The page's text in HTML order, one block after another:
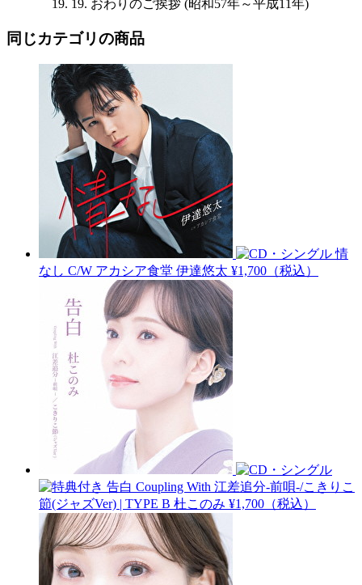
19. おわりのご挨拶 (昭和57年～平成11年)
同じカテゴリの商品
情
なし C/W アカシア食堂 伊達悠太 ¥1,700（税込）
告白 Coupling With 江差追分-前唄-/こきりこ
節(ジャズVer) | TYPE B 杜このみ ¥1,700（税込）